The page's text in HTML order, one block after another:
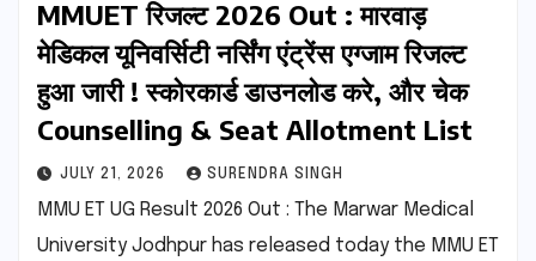
MMUET रिजल्ट 2026 Out : मारवाड़
मेडिकल यूनिवर्सिटी नर्सिंग एंट्रेंस एग्जाम रिजल्ट
हुआ जारी ! स्कोरकार्ड डाउनलोड करे, और चेक
Counselling & Seat Allotment List
JULY 21, 2026 SURENDRA SINGH
MMU ET UG Result 2026 Out : The Marwar Medical
University Jodhpur has released today the MMU ET